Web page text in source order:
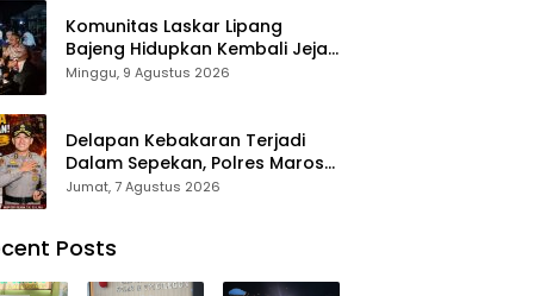
Komunitas Laskar Lipang
Bajeng Hidupkan Kembali Jejak
Perjuangan Ranggong Daeng
Adalah Warisan yang Tak
Ternilai”.
Minggu, 9 Agustus 2026
Delapan Kebakaran Terjadi
Dalam Sepekan, Polres Maros
Keluarkan Imbauan kepada
Jumat, 7 Agustus 2026
Posts